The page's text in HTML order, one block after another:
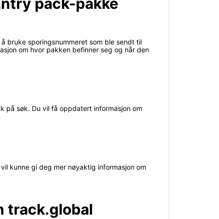
bruke sporingsnummeret som ble sendt til
om hvor pakken befinner seg og når den
på søk. Du vil få oppdatert informasjon om
kunne gi deg mer nøyaktig informasjon om
track.global